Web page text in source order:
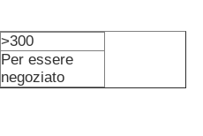
>300
Per essere
negoziato